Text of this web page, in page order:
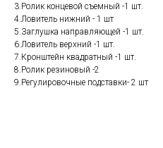
3.Ролик концевой съемный -1 шт.
4.Ловитель нижний - 1 шт
5.Заглушка направляющей -1 шт.
6.Ловитель верхний -1 шт.
7.Кронштейн квадратный -1 шт.
8.Ролик резиновый -2
9.Регулировочные подставки- 2 шт